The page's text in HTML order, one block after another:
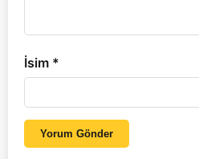
İsim *
Yorum Gönder